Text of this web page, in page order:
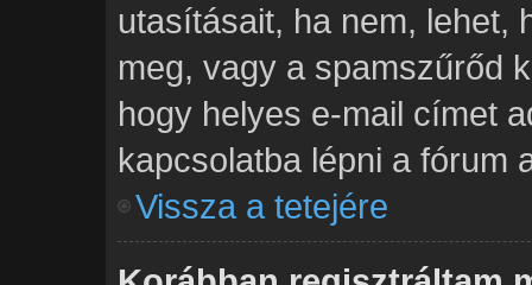
utasításait, ha nem, lehet,
meg, vagy a spamszűrőd
hogy helyes e-mail címet
kapcsolatba lépni a fórum
Vissza a tetejére